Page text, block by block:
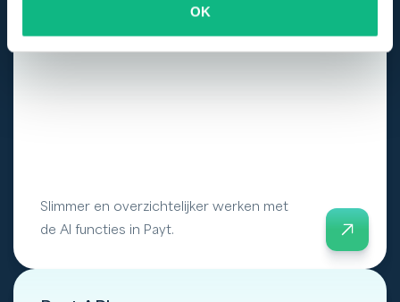
OK
Slimmer en overzichtelijker werken met
de AI functies in Payt.